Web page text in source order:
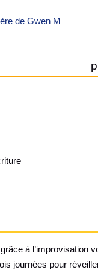
à l’improvisation
journées pour